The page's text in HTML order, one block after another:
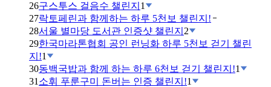
26구스투스 걸음수 챌린지 1
27락토페린과 함께하는 하루 5천보 챌린지!
28서울 별마당 도서관 인증샷 챌린지 2
29한국마라톤협회 공인 런닝화 하루 5천보 걷기 챌린
지!1
30동백국밥과 함께 하는 하루 6천보 걷기 챌린지!1
31 소휘 푸룬구미 돈버는 인증 챌린지!1